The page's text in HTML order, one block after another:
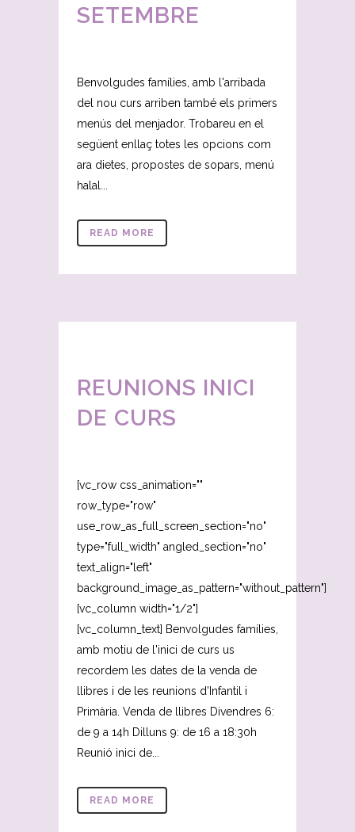
SETEMBRE
Benvolgudes famílies, amb l'arribada
del nou curs arriben també els primers
menús del menjador. Trobareu en el
següent enllaç totes les opcions com
ara dietes, propostes de sopars, menú
halal...
READ MORE
REUNIONS INICI
DE CURS
[vc_row css_animation=""
row_type="row"
use_row_as_full_screen_section="no"
type="full_width" angled_section="no"
text_align="left"
background_image_as_pattern="without_pattern"]
[vc_column width="1/2"]
[vc_column_text] Benvolgudes famílies,
amb motiu de l'inici de curs us
recordem les dates de la venda de
llibres i de les reunions d'Infantil i
Primària. Venda de llibres Divendres 6:
de 9 a 14h Dilluns 9: de 16 a 18:30h
Reunió inici de...
READ MORE